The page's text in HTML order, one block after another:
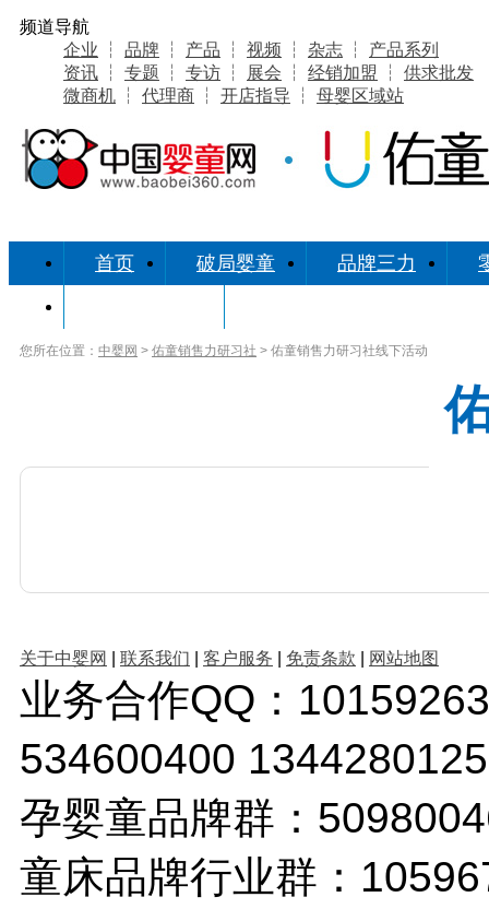
频道导航
企业 ┆ 品牌 ┆ 产品 ┆ 视频 ┆ 杂志 ┆ 产品系列
资讯 ┆ 专题 ┆ 专访 ┆ 展会 ┆ 经销加盟 ┆ 供求批发
微商机 ┆ 代理商 ┆ 开店指导 ┆ 母婴区域站
首页 破局婴童 品牌三力
您所在位置： 中婴网 > 佑童销售力研习社 > 佑童销售力研习社线下活动
关于中婴网 联系我们 客户服务 免责条款 网站地图
业务合作QQ：
534600400
孕婴童品牌群：
童床品牌行业群：